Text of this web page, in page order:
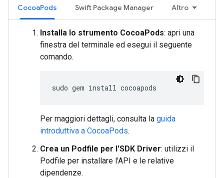
CocoaPods Swift Package Manager Altro
Installa lo strumento CocoaPods: apri una
finestra del terminale ed esegui il seguente
comando.
sudo gem install
Per maggiori dettagli, consulta la guida
introduttiva a CocoaPods.
Crea un Podfile per l'SDK Driver: utilizzi il
Podfile per installare l'API e le relative
dipendenze.